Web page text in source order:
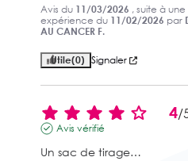
Avis du 11/03/2026 , suite à une
expérience du 11/02/2026 par
AU CANCER F.
Utile(0) Signaler
4/
Avis vérifié
Un sac de tirage…